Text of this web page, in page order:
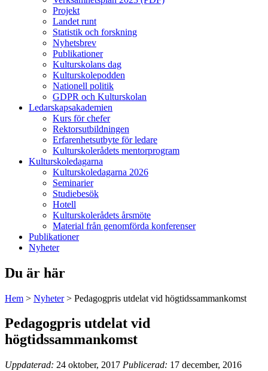
Projekt
Landet runt
Statistik och forskning
Nyhetsbrev
Publikationer
Kulturskolans dag
Kulturskolepodden
Nationell politik
GDPR och Kulturskolan
Ledarskapsakademien
Kurs för chefer
Rektorsutbildningen
Erfarenhetsutbyte för ledare
Kulturskolerådets mentorprogram
Kulturskoledagarna
Kulturskoledagarna 2026
Seminarier
Studiebesök
Hotell
Kulturskolerådets årsmöte
Material från genomförda konferenser
Publikationer
Nyheter
Du är här
Hem > Nyheter> Pedagogpris utdelat vid högtidssammankomst
Pedagogpris utdelat vid
högtidssammankomst
Uppdaterad: 24 oktober, 2017 Publicerad: 17 december, 2016